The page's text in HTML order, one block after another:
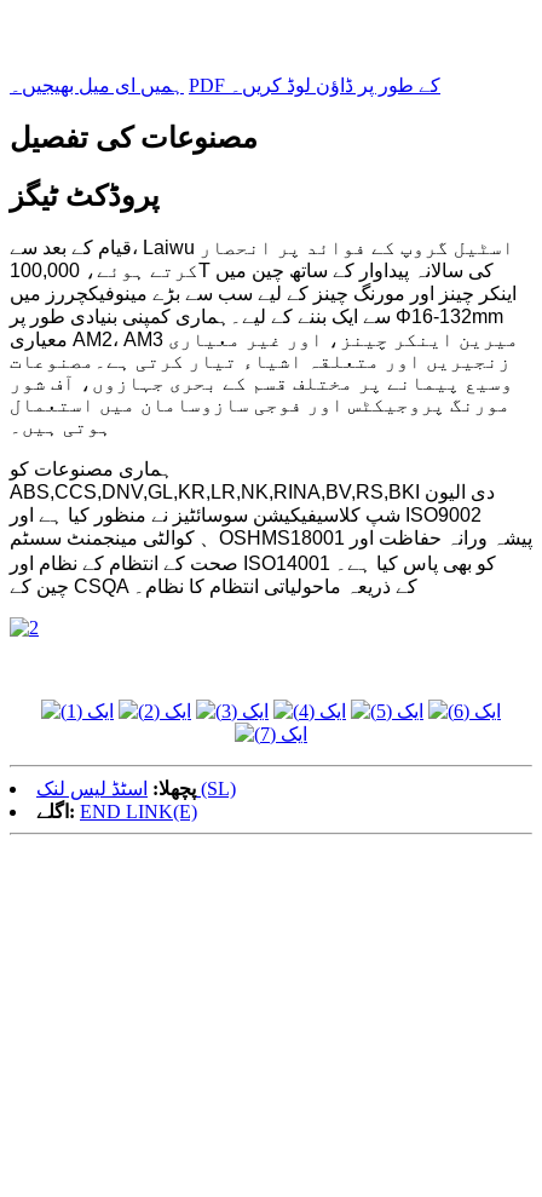
ہمیں ای میل بھیجیں۔ PDF کے طور پر ڈاؤن لوڈ کریں۔
مصنوعات کی تفصیل
پروڈکٹ ٹیگز
قیام کے بعد سے، Laiwu اسٹیل گروپ کے فوائد پر انحصار
کرتے ہوئے، 100,000T کی سالانہ پیداوار کے ساتھ چین میں
اینکر چینز اور مورنگ چینز کے لیے سب سے بڑے مینوفیکچررز میں
سے ایک بننے کے لیے۔ہماری کمپنی بنیادی طور پر Φ16-132mm
معیاری AM2، AM3 میرین اینکر چینز، اور غیر معیاری
زنجیریں اور متعلقہ اشیاء تیار کرتی ہے۔مصنوعات
وسیع پیمانے پر مختلف قسم کے بحری جہازوں، آف شور
مورنگ پروجیکٹس اور فوجی سازوسامان میں استعمال
ہوتی ہیں۔
ہماری مصنوعات کو
ABS,CCS,DNV,GL,KR,LR,NK,RINA,BV,RS,BKI دی الیون
شپ کلاسیفیکیشن سوسائٹیز نے منظور کیا ہے اور ISO9002
کوالٹی مینجمنٹ سسٹم 、OSHMS18001 پیشہ ورانہ حفاظت اور
صحت کے انتظام کے نظام اور ISO14001 کو بھی پاس کیا ہے۔
چین کے CSQA کے ذریعہ ماحولیاتی انتظام کا نظام۔
پچھلا: اسٹڈ لیس لنک (SL)
اگلے: END LINK(E)